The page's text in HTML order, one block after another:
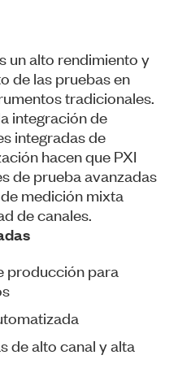
un alto rendimiento y
de las pruebas en
tradicionales.
integración de
integradas de
hacen que PXI
de prueba avanzadas
medición mixta
de canales.
producción para
de alto canal y alta